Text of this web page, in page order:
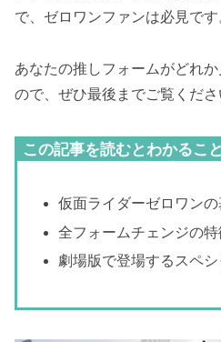
で、ゼロワンファンは必見です
あなたの推しフォームがどれ
ので、ぜひ最後までご覧くださ
この記事を読むとわかること
仮面ライダーゼロワン
全フォームチェンジの
劇場版で登場するスペ